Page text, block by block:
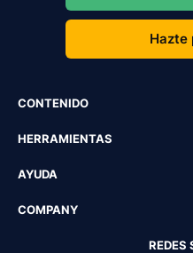
Hazte
CONTENIDO
HERRAMIENTAS
AYUDA
COMPANY
REDES